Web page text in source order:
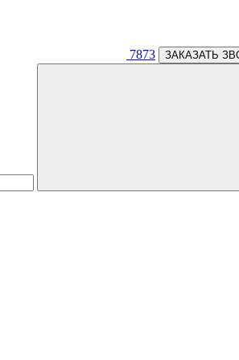
7873 ЗАКАЗАТЬ